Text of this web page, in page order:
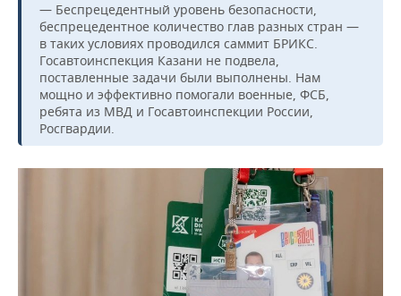
— Беспрецедентный уровень безопасности,
беспрецедентное количество глав разных стран —
в таких условиях проводился саммит БРИКС.
Госавтоинспекция Казани не подвела,
поставленные задачи были выполнены. Нам
мощно и эффективно помогали военные, ФСБ,
ребята из МВД и Госавтоинспекции России,
Росгвардии.